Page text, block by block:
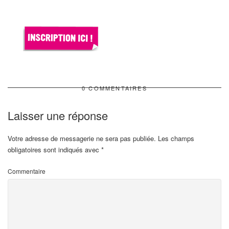
0 COMMENTAIRES
Laisser une réponse
Votre adresse de messagerie ne sera pas publiée. Les champs
obligatoires sont indiqués avec *
Commentaire